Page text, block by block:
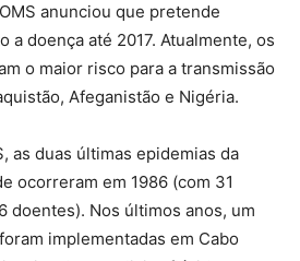
anunciou que pretende
a doença até 2017. Atualmente, os
o maior risco para a transmissão
Afeganistão e Nigéria.
as duas últimas epidemias da
ocorreram em 1986 (com 31
doentes). Nos últimos anos, um
implementadas em Cabo